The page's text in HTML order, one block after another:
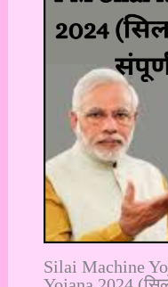
Silai Machine